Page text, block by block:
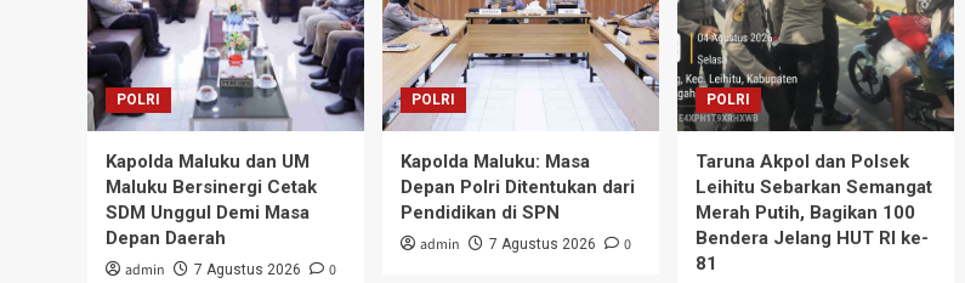
POLRI
Kapolda Maluku dan UM
Maluku Bersinergi Cetak
SDM Unggul Demi Masa
Depan Daerah
admin 7 Agustus 2026 0
POLRI
Kapolda Maluku: Masa
Depan Polri Ditentukan dari
Pendidikan di SPN
admin 7 Agustus 2026 0
POLRI
Taruna Akpol dan Polsek
Leihitu Sebarkan Semangat
Merah Putih, Bagikan 100
Bendera Jelang HUT RI ke-
81